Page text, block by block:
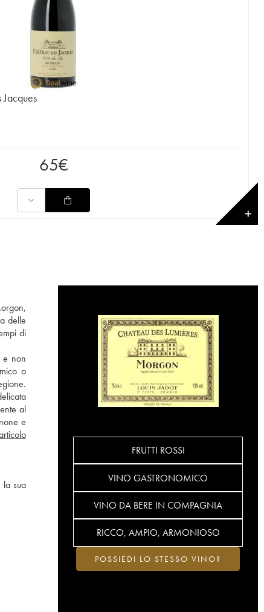
65€
✕
delle
di
e non
o
al
e
sua
FRUTTI ROSSI
VINO GASTRONOMICO
VINO DA BERE IN COMPAGNIA
RICCO, AMPIO, ARMONIOSO
POSSIEDI LO STESSO VINO?